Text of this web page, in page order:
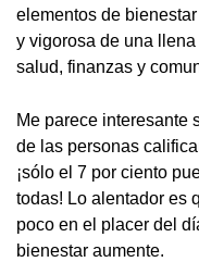
elementos de
y vigorosa de una
salud, finanzas y
Me parece interesante
de las personas
¡sólo el 7 por ciento
todas! Lo alentador es
poco en el placer del
bienestar aumente.